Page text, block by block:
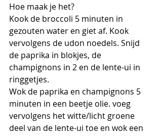
Hoe maak je het?
Kook de broccoli 5 minuten in
gezouten water en giet af. Kook
vervolgens de udon noedels. Snijd
de paprika in blokjes, de
champignons in 2 en de lente-ui in
ringgetjes.
Wok de paprika en champignons 5
minuten in een beetje olie. voeg
vervolgens het witte/licht groene
deel van de lente-ui toe en wok een